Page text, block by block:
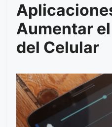
Aumentar
del Celular